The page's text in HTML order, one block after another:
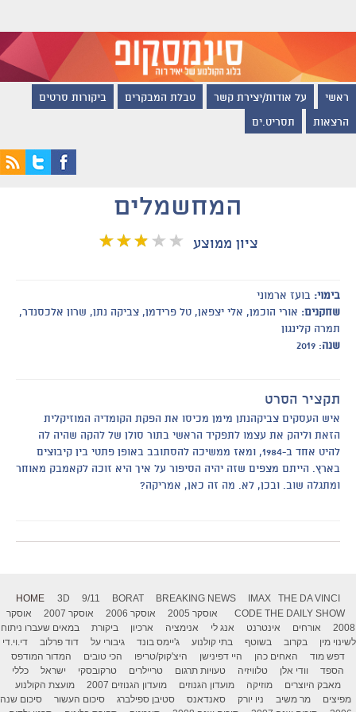
ראשי על אודות/יצירת קשר טבלת המבקרים ביקורות סרטים
הרצאות תסריט.ים
המחשמלים
ציון ממוצע
בימוי: בועז ארמוני
שחקנים: אורי הוכמן, אלי יצפאן, טל פרידמן, צביקה נתן, שרון אלכסנדר,
תמרה קלינגון
שנה: 2019
תקציר הסרט
איש העסקים צביקהנתן מימן מכיסו את הפקת הקומדיה המוזיקלית
הזאת וליהק את עצמו לתפקיד הראשי בתור סולן של להקה שהיה לה
להיט אחד ב-1984, ומאז ממשיכה להסתובב באופן פתטי בין קיבוצים
בארץ. הייתם מצפים שזה יהיה הסיפור על איך היא זוכה לקאמבק מאוחר
ומתגלה שוב. ובכן, לא. מה זה כאן, אמריקה?
HOME 3D 9/11 BORAT BREAKING NEWS IMAX
THE DA VINCI
CODE THE DAILY SHOW אוסקר 2005 אוסקר 2006 אוסקר 2007
אוסקר
2008
אורחים אינטרנט אנג לי אנימציה ארכיון ביקורת
במאים שעברו ניתוח
לשינוי מין
בקרוב בשוטף בתי קולנוע ג'יימס בונד גיבורי על דוד פרלוב
די.וי.די
דפש מוד
האחים כהן היי דפינישן היצ'קוק/טריפו הכי טובים
המדור המודפס
הספד
וודי אלן טלוויזיה טעויות תרגום טריילרים טרקובסקי ישראל
כללי
מאבק היוצרים
מוזיקה מועדון הגנוזים מועדון הגנוזים 2007
מועצת הקולנוע
מפיצים
מר משיב ניו יורק סאנדאנס סטיבן ספילברג סיכום העשור
סיכום שנה